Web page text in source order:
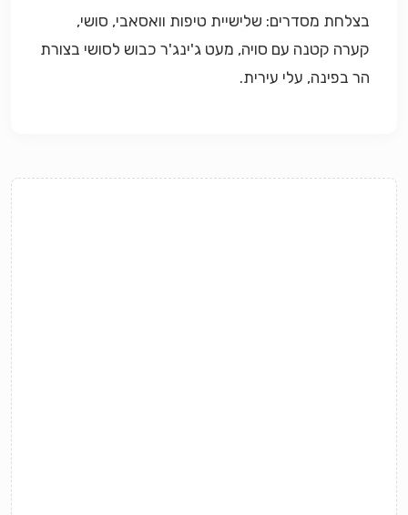
בצלחת מסדרים: שלישיית טיפות וואסאבי, סושי,
קערה קטנה עם סויה, מעט ג'ינג'ר כבוש לסושי בצורת
הר בפינה, עלי עירית.